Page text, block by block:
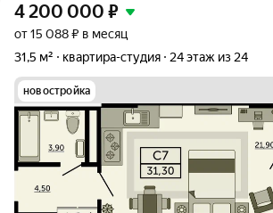
4 200 000 ₽
от 15 088 ₽ в месяц
31,5 м²
квартира-студия 24 этаж из 24
новостройка